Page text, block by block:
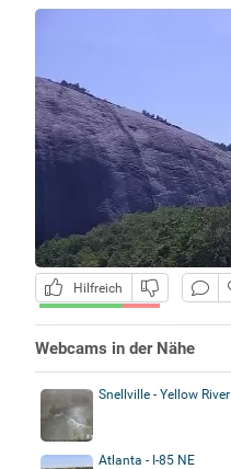
Hilfreich
Webcams in der Nähe
Snellville - Yellow River
Atlanta - I-85 NE